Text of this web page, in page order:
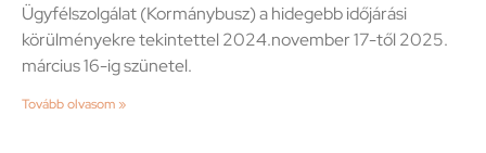
Ügyfélszolgálat (Kormánybusz) a hidegebb időjárási
körülményekre tekintettel 2024.november 17-től 2025.
március 16-ig szünetel.
Tovább olvasom »